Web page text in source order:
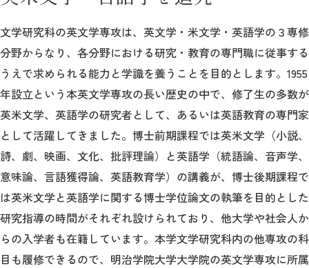
学生生活
留学・国際交流
キャリア
ボランティア
生涯学習・社会連携
入試情報サイト
文学研究科の英文学専攻は、英文学・米文学・英語学の３専修
分野からなり、各分野における研究・教育の専門職に従事する
うえで求められる能力と学識を養うことを目的とします。1955
年設立という本英文学専攻の長い歴史の中で、修了生の多数が
英米文学、英語学の研究者として、あるいは英語教育の専門家
として活躍してきました。博士前期課程では英米文学（小説、
詩、劇、映画、文化、批評理論）と英語学（統語論、音声学、
意味論、言語獲得論、英語教育学）の講義が、博士後期課程で
は英米文学と英語学に関する博士学位論文の執筆を目的とした
研究指導の時間がそれぞれ設けられており、他大学や社会人か
らの入学者も在籍しています。本学文学研究科内の他専攻の科
目も履修できるので、明治学院大学大学院の英文学専攻に所属